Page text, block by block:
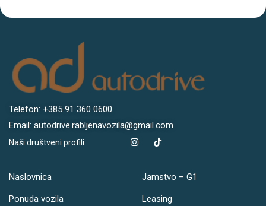
Telefon: +385 91 360 0600
Email: autodrive.rabljenavozila@gmail.com
Naši društveni profili:
Naslovnica
Ponuda vozila
Jamstvo – G1
Leasing